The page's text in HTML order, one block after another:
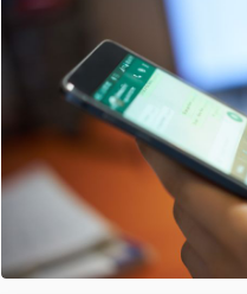
Confirmo que li,